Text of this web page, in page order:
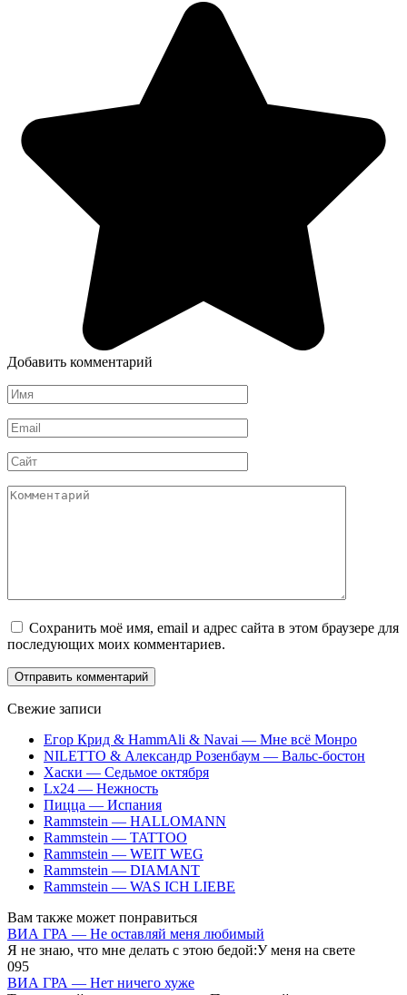
Добавить комментарий
Имя
*
Email
*
Сайт
Комментарий
Сохранить моё имя, email и адрес сайта в этом браузере для
последующих моих комментариев.
Свежие записи
Егор Крид & HammAli & Navai — Мне всё Монро
NILETTO & Александр Розенбаум — Вальс-бостон
Хаски — Седьмое октября
Lx24 — Нежность
Пицца — Испания
Rammstein — HALLOMANN
Rammstein — TATTOO
Rammstein — WEIT WEG
Rammstein — DIAMANT
Rammstein — WAS ICH LIEBE
Вам также может понравиться
ВИА ГРА — Не оставляй меня любимый
Я не знаю, что мне делать с этою бедой:У меня на свете
095
ВИА ГРА — Нет ничего хуже